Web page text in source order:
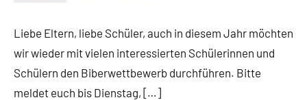
Liebe Eltern, liebe Schüler, auch in diesem Jahr möchten
wir wieder mit vielen interessierten Schülerinnen und
Schülern den Biberwettbewerb durchführen. Bitte
meldet euch bis Dienstag, […]